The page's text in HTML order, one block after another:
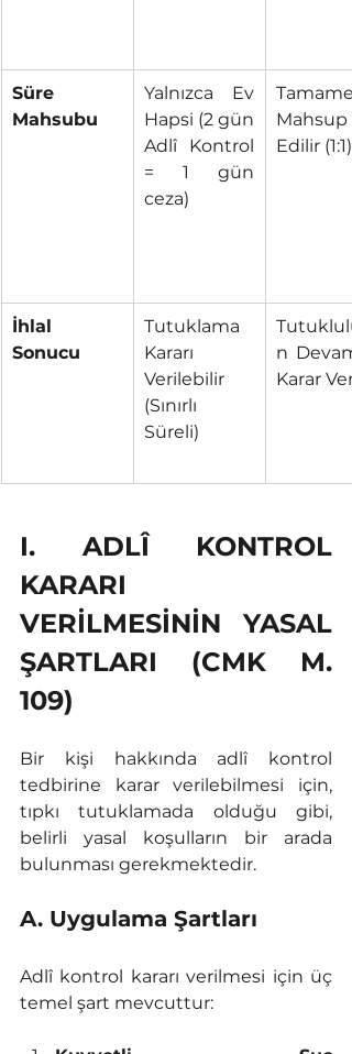
Süre
Mahsubu
Yalnızca Ev
Hapsi (2 gün
Adlî Kontrol
= 1 gün
ceza)
Mahsup
Edilir (1:1)
İhlal
Sonucu
Tutuklama
Kararı
Verilebilir
(Sınırlı
Süreli)
n
Karar
I. ADLÎ KONTROL
KARARI
VERİLMESİNİN YASAL
ŞARTLARI (CMK M.
109)
Bir kişi hakkında adlî kontrol
tedbirine karar verilebilmesi için,
tıpkı tutuklamada olduğu gibi,
belirli yasal koşulların bir arada
bulunması gerekmektedir.
A. Uygulama Şartları
Adlî kontrol kararı verilmesi için üç
temel şart mevcuttur: